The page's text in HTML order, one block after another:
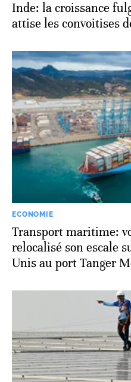
Inde: la croissance
attise les convoitises
ECONOMIE
Transport maritime:
relocalisé son escale
Unis au port Tanger